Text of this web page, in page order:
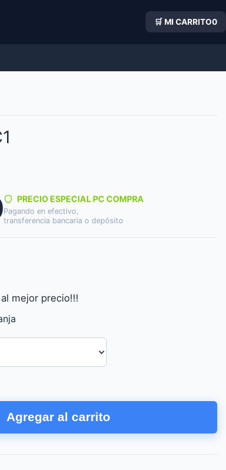
🛒 MI CARRITO0
PRECIO ESPECIAL PC COMPRA
Pagando en efectivo,
transferencia bancaria o depósito
al mejor precio!!!
Agregar al carrito